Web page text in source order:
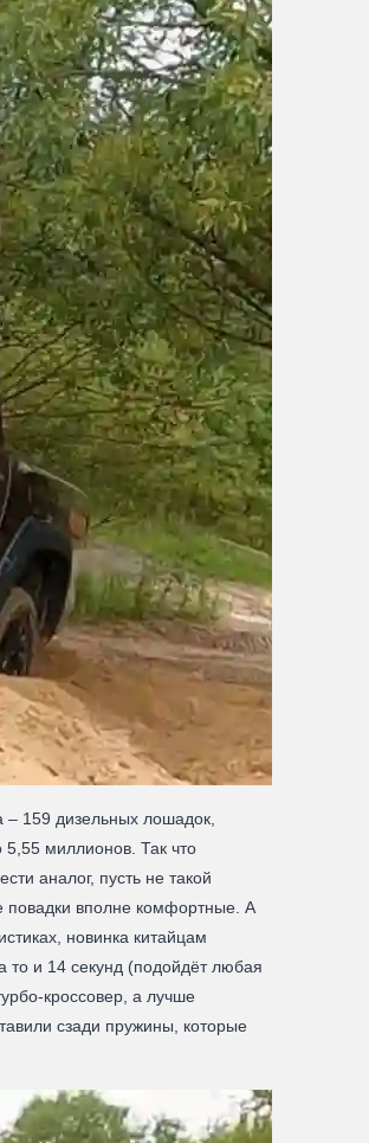
159 дизельных лошадок,
5,55 миллионов. Так что
аналог, пусть не такой
повадки вполне комфортные. А
новинка китайцам
то и 14 секунд (подойдёт любая
кроссовер, а лучше
сзади пружины, которые